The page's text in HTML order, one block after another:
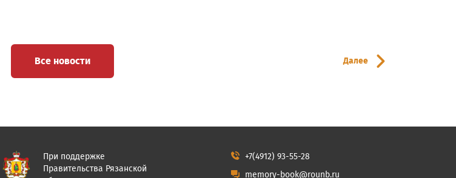
Все новости Далее
При поддержке
Правительства Рязанской
+7(4912) 93-55-28
memory-book@rounb.ru